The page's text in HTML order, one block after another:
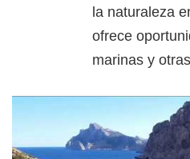
la naturaleza
ofrece
marinas y